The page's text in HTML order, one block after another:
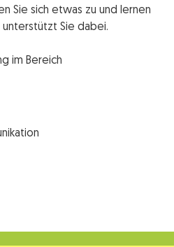
Sie sich etwas zu und lernen
unterstützt Sie dabei.
im Bereich